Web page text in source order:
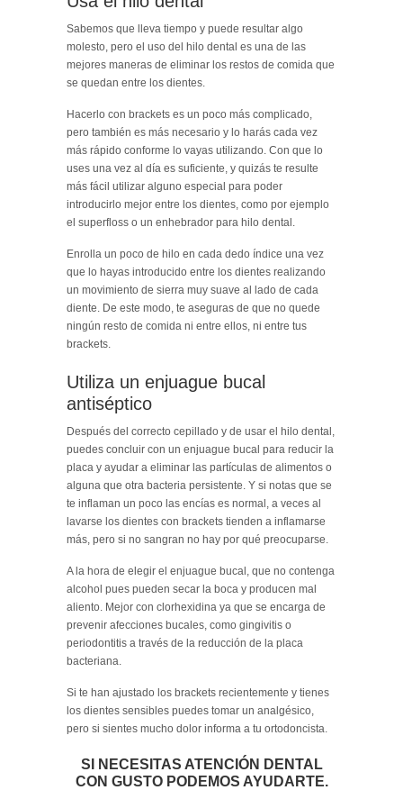
Sabemos que lleva tiempo y puede resultar algo
molesto, pero el uso del hilo dental es una de las
mejores maneras de eliminar los restos de comida que
se quedan entre los dientes.
Hacerlo con brackets es un poco más complicado,
pero también es más necesario y lo harás cada vez
más rápido conforme lo vayas utilizando. Con que lo
uses una vez al día es suficiente, y quizás te resulte
más fácil utilizar alguno especial para poder
introducirlo mejor entre los dientes, como por ejemplo
el superfloss o un enhebrador para hilo dental.
Enrolla un poco de hilo en cada dedo índice una vez
que lo hayas introducido entre los dientes realizando
un movimiento de sierra muy suave al lado de cada
diente. De este modo, te aseguras de que no quede
ningún resto de comida ni entre ellos, ni entre tus
brackets.
Utiliza un enjuague bucal
antiséptico
Después del correcto cepillado y de usar el hilo dental,
puedes concluir con un enjuague bucal para reducir la
placa y ayudar a eliminar las partículas de alimentos o
alguna que otra bacteria persistente. Y si notas que se
te inflaman un poco las encías es normal, a veces al
lavarse los dientes con brackets tienden a inflamarse
más, pero si no sangran no hay por qué preocuparse.
A la hora de elegir el enjuague bucal, que no contenga
alcohol pues pueden secar la boca y producen mal
aliento. Mejor con clorhexidina ya que se encarga de
prevenir afecciones bucales, como gingivitis o
periodontitis a través de la reducción de la placa
bacteriana.
Si te han ajustado los brackets recientemente y tienes
los dientes sensibles puedes tomar un analgésico,
pero si sientes mucho dolor informa a tu ortodoncista.
SI NECESITAS ATENCIÓN DENTAL
CON GUSTO PODEMOS AYUDARTE.